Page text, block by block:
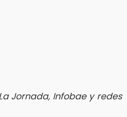
Jornada, Infobae y redes